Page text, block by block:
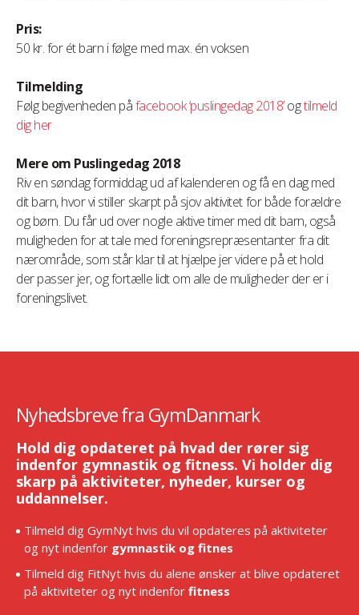
Pris:
50 kr. for ét barn i følge med max. én voksen
Tilmelding
Følg begivenheden påfacebook ‘puslingedag 2018’ogtilmeld
dig her
Mere om Puslingedag 2018
Riv en søndag formiddag ud af kalenderen og få en dag med
dit barn, hvor vi stiller skarpt på sjov aktivitet for både forældre
og børn. Du får ud over nogle aktive timer med dit barn, også
muligheden for at tale med foreningsrepræsentanter fra dit
nærområde, som står klar til at hjælpe jer videre på et hold
der passer jer, og fortælle lidt om alle de muligheder der er i
foreningslivet.
Nyhedsbreve fra GymDanmark
Hold dig opdateret på hvad der rører sig
indenfor gymnastik og fitness. Vi holder dig
skarp på aktiviteter, nyheder, kurser og
uddannelser.
Tilmeld dig GymNyt hvis du vil opdateres på aktiviteter
og nyt indenfor gymnastik og fitnes
Tilmeld dig FitNyt hvis du alene ønsker at blive opdateret
på aktiviteter og nyt indenfor fitness